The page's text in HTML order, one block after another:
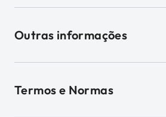
Outras informações
Termos e Normas